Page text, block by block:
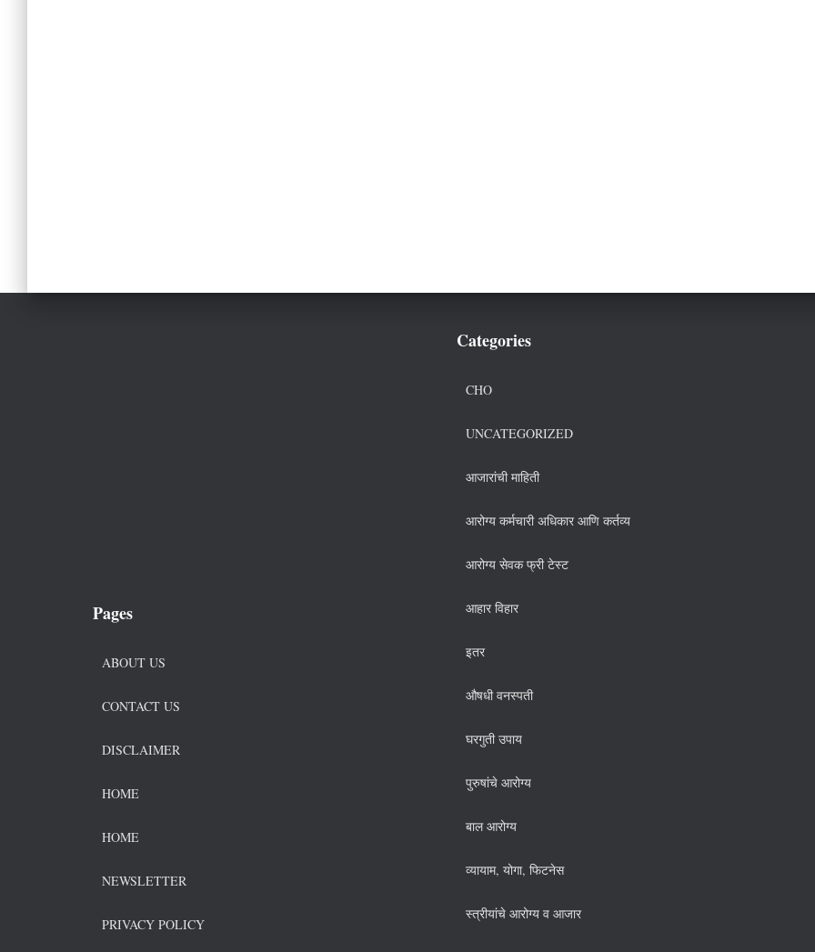
Pages
ABOUT US
CONTACT US
DISCLAIMER
HOME
HOME
NEWSLETTER
PRIVACY POLICY
Categories
CHO
UNCATEGORIZED
आजारांची माहिती
आरोग्य कर्मचारी अधिकार आणि कर्तव्य
आरोग्य सेवक फ्री टेस्ट
आहार विहार
इतर
औषधी वनस्पती
घरगुती उपाय
पुरुषांचे आरोग्य
बाल आरोग्य
व्यायाम, योगा, फिटनेस
स्त्रीयांचे आरोग्य व आजार